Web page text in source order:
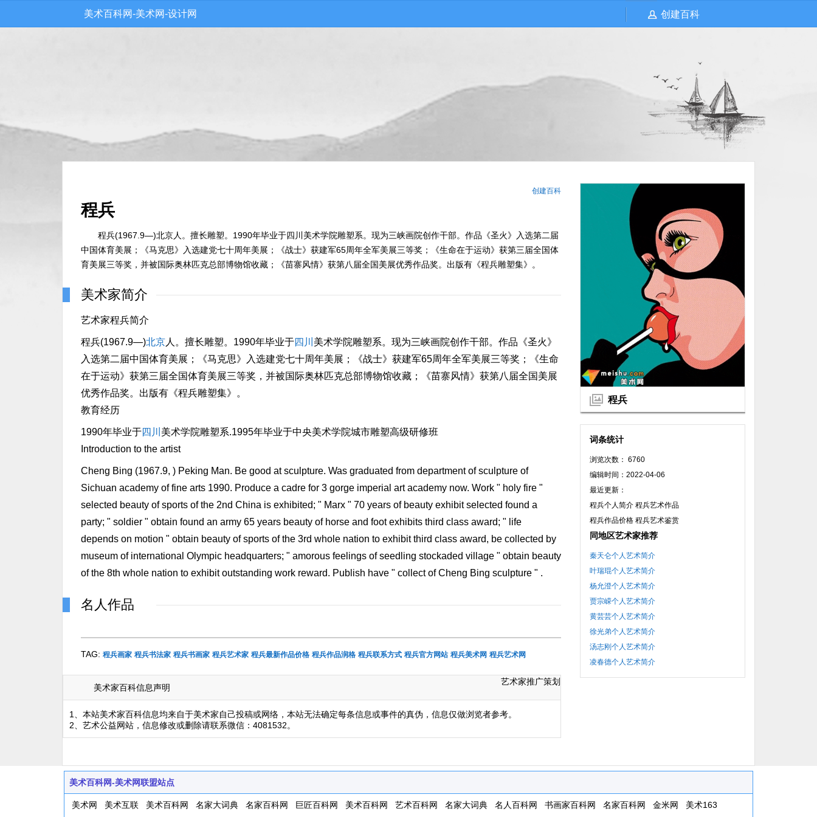
美术百科网-美术网-设计网 创建百科
程兵
词条统计
浏览次数： 6760
编辑时间：2022-04-06
最近更新：
程兵个人简介 程兵艺术作品
程兵作品价格 程兵艺术鉴赏
同地区艺术家推荐
秦天仑个人艺术简介
叶瑞琨个人艺术简介
杨允澄个人艺术简介
贾宗嵘个人艺术简介
黄芸芸个人艺术简介
徐光弟个人艺术简介
汤志刚个人艺术简介
凌春德个人艺术简介
创建百科
程兵
程兵(1967.9—)北京人。擅长雕塑。1990年毕业于四川美术学院雕塑系。现为三峡画院创作干部。作品《圣火》入选第二届
中国体育美展；《马克思》入选建党七十周年美展；《战士》获建军65周年全军美展三等奖；《生命在于运动》获第三届全国体
育美展三等奖，并被国际奥林匹克总部博物馆收藏；《苗寨风情》获第八届全国美展优秀作品奖。出版有《程兵雕塑集》。
美术家简介
艺术家程兵简介
程兵(1967.9—)北京人。擅长雕塑。1990年毕业于四川 美术学院雕塑系。现为三峡画院创作干部。作品《圣火》
入选第二届中国体育美展；《马克思》入选建党七十周年美展；《战士》获建军65周年全军美展三等奖；《生命
在于运动》获第三届全国体育美展三等奖，并被国际奥林匹克总部博物馆收藏；《苗寨风情》获第八届全国美展
优秀作品奖。出版有《程兵雕塑集》。
教育经历
1990年毕业于四川 美术学院雕塑系.1995年毕业于中央美术学院城市雕塑高级研修班
Introduction to the artist
Cheng Bing (1967.9, ) Peking Man. Be good at sculpture. Was graduated from department of sculpture of
Sichuan academy of fine arts 1990. Produce a cadre for 3 gorge imperial art academy now. Work " holy fire "
selected beauty of sports of the 2nd China is exhibited; " Marx " 70 years of beauty exhibit selected found a
party; " soldier " obtain found an army 65 years beauty of horse and foot exhibits third class award; " life
depends on motion " obtain beauty of sports of the 3rd whole nation to exhibit third class award, be collected by
museum of international Olympic headquarters; " amorous feelings of seedling stockaded village " obtain beauty
of the 8th whole nation to exhibit outstanding work reward. Publish have " collect of Cheng Bing sculpture " .
名人作品
TAG: 程兵画家 程兵书法家 程兵书画家 程兵艺术家 程兵最新作品价格 程兵作品润格 程兵联系方式 程兵官方网站 程兵美术网 程兵艺术网
美术家百科信息声明
艺术家推广策划
1、本站美术家百科信息均来自于美术家自己投稿或网络，本站无法确定每条信息或事件的真伪，信息仅做浏览者参考。
2、艺术公益网站，信息修改或删除请联系微信：4081532。
美术百科网-美术网联盟站点
美术网 美术互联 美术百科网 名家大词典 名家百科网 巨匠百科网 美术百科网 艺术百科网 名家大词典 名人百科网 书画家百科网 名家百科网 金米网 美术163